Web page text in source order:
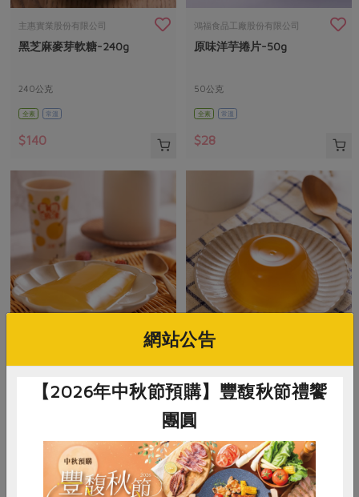
主惠實業股份有限公司
黑芝麻麥芽軟糖-240g
240公克
全素 常溫
$140
鴻福食品工廠股份有限公司
原味洋芋捲片-50g
50公克
全素 常溫
$28
常溫
豐喜食品股份有限公司
130公克
全素 常溫
$20
網站公告
【2026年中秋節預購】豐馥秋節禮饗
團圓